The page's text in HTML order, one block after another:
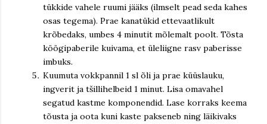
tükkide vahele ruumi jääks (ilmselt pead seda kahes
osas tegema). Prae kanatükid ettevaatlikult
krõbedaks, umbes 4 minutit mõlemalt poolt. Tõsta
köögipaberile kuivama, et üleliigne rasv paberisse
imbuks.
Kuumuta vokkpannil 1 sl õli ja prae küüslauku,
ingverit ja tšillihelbeid 1 minut. Lisa omavahel
segatud kastme komponendid. Lase korraks keema
tõusta ja oota kuni kaste pakseneb ning läikivaks